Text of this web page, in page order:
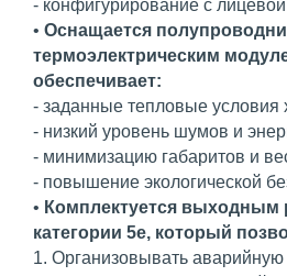
- конфигурирование с
• Оснащается
термоэлектрическим
обеспечивает:
- заданные тепловые условия
- низкий уровень шумов и
- минимизацию габаритов и
- повышение экологической
• Комплектуется выходным
категории 5е, который
1. Организовывать аварийную